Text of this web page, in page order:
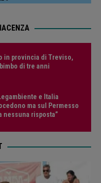
in provincia di Treviso,
di tre anni
e Italia
ma sul Permesso
nessuna risposta”